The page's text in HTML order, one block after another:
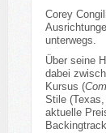
Corey
unterwegs.
Über seine
dabei
Kursus (
Stile
aktuelle